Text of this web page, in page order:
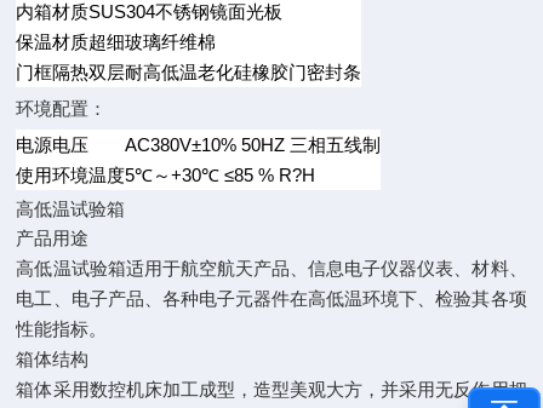
内箱材质SUS304不锈钢镜面光板
保温材质超细玻璃纤维棉
门框隔热双层耐高低温老化硅橡胶门密封条
环境配置：
电源电压
AC380V±10% 50HZ 三相五线制
使用环境温度5℃～+30℃ ≤85 % R?H
高低温试验箱
产品用途
高低温试验箱适用于航空航天产品、信息电子仪器仪表、材料、
电工、电子产品、各种电子元器件在高低温环境下、检验其各项
性能指标。
箱体结构
箱体采用数控机床加工成型，造型美观大方，并采用无反作用把